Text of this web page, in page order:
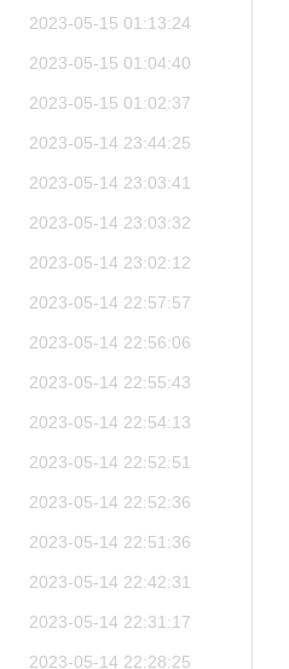
2023-05-15 01:13:24
2023-05-15 01:04:40
2023-05-15 01:02:37
2023-05-14 23:44:25
2023-05-14 23:03:41
2023-05-14 23:03:32
2023-05-14 23:02:12
2023-05-14 22:57:57
2023-05-14 22:56:06
2023-05-14 22:55:43
2023-05-14 22:54:13
2023-05-14 22:52:51
2023-05-14 22:52:36
2023-05-14 22:51:36
2023-05-14 22:42:31
2023-05-14 22:31:17
2023-05-14 22:28:25